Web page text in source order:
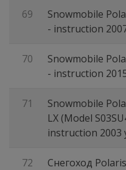
69
Snowmobile
- instruction
70
Snowmobile
- instruction
71
Snowmobile
LX (Model
instruction 2003
72
Снегоход